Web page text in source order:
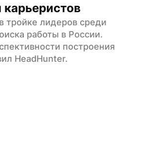
тройке лидеров среди
работы в России.
построения
HeadHunter.